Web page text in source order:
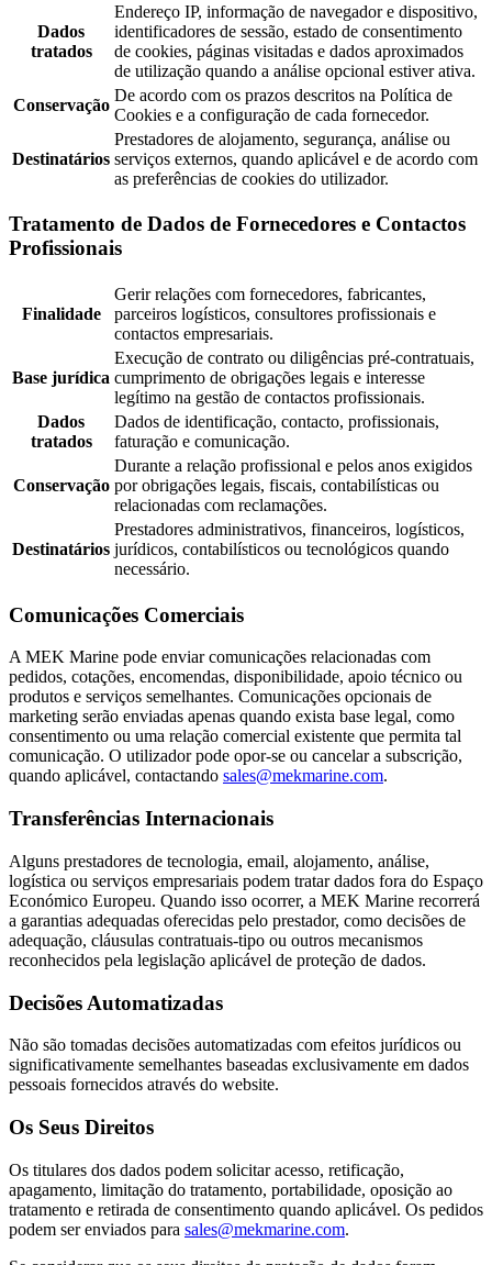
Dados
tratados
Endereço IP, informação de navegador e dispositivo,
identificadores de sessão, estado de consentimento
de cookies, páginas visitadas e dados aproximados
de utilização quando a análise opcional estiver ativa.
Conservação
De acordo com os prazos descritos na Política de
Cookies e a configuração de cada fornecedor.
Destinatários
Prestadores de alojamento, segurança, análise ou
serviços externos, quando aplicável e de acordo com
as preferências de cookies do utilizador.
Tratamento de Dados de Fornecedores e Contactos
Profissionais
Finalidade
Gerir relações com fornecedores, fabricantes,
parceiros logísticos, consultores profissionais e
contactos empresariais.
Base jurídica
Execução de contrato ou diligências pré-contratuais,
cumprimento de obrigações legais e interesse
legítimo na gestão de contactos profissionais.
Dados
tratados
Dados de identificação, contacto, profissionais,
faturação e comunicação.
Conservação
Durante a relação profissional e pelos anos exigidos
por obrigações legais, fiscais, contabilísticas ou
relacionadas com reclamações.
Destinatários
Prestadores administrativos, financeiros, logísticos,
jurídicos, contabilísticos ou tecnológicos quando
necessário.
Comunicações Comerciais
A MEK Marine pode enviar comunicações relacionadas com
pedidos, cotações, encomendas, disponibilidade, apoio técnico ou
produtos e serviços semelhantes. Comunicações opcionais de
marketing serão enviadas apenas quando exista base legal, como
consentimento ou uma relação comercial existente que permita tal
comunicação. O utilizador pode opor-se ou cancelar a subscrição,
quando aplicável, contactando sales@mekmarine.com.
Transferências Internacionais
Alguns prestadores de tecnologia, email, alojamento, análise,
logística ou serviços empresariais podem tratar dados fora do Espaço
Económico Europeu. Quando isso ocorrer, a MEK Marine recorrerá
a garantias adequadas oferecidas pelo prestador, como decisões de
adequação, cláusulas contratuais-tipo ou outros mecanismos
reconhecidos pela legislação aplicável de proteção de dados.
Decisões Automatizadas
Não são tomadas decisões automatizadas com efeitos jurídicos ou
significativamente semelhantes baseadas exclusivamente em dados
pessoais fornecidos através do website.
Os Seus Direitos
Os titulares dos dados podem solicitar acesso, retificação,
apagamento, limitação do tratamento, portabilidade, oposição ao
tratamento e retirada de consentimento quando aplicável. Os pedidos
podem ser enviados para sales@mekmarine.com.